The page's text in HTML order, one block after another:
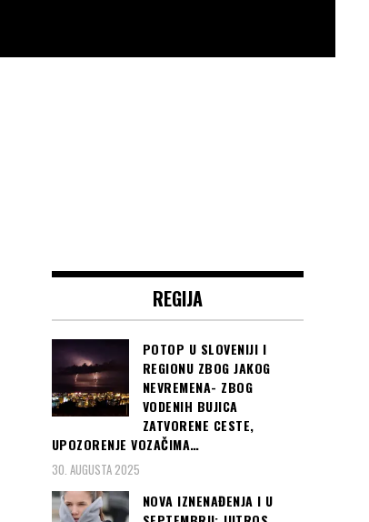
REGIJA
POTOP U SLOVENIJI I
REGIONU ZBOG JAKOG
NEVREMENA- ZBOG
VODENIH BUJICA
ZATVORENE CESTE,
UPOZORENJE VOZAČIMA…
30. AUGUSTA 2025
NOVA IZNENAĐENJA I U